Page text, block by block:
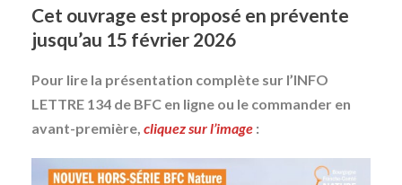
Cet ouvrage est proposé en prévente
jusqu’au 15 février 2026
Pour lire la présentation complète sur l’INFO
LETTRE 134 de BFC en ligne ou le commander en
avant-première, cliquez sur l’image :